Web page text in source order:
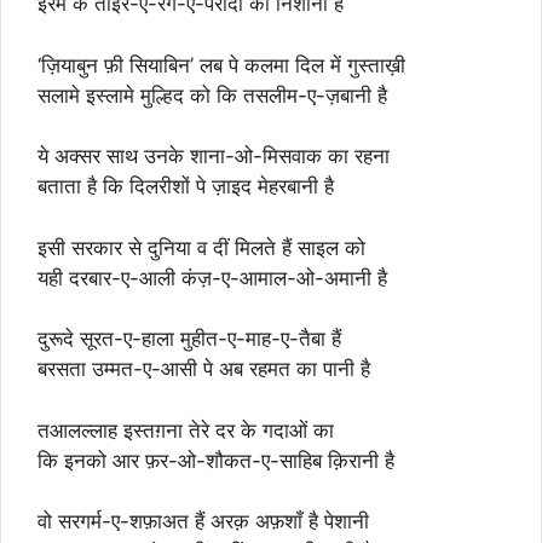
‘ज़ियाबुन फ़ी सियाबिन’ लब पे कलमा दिल में गुस्ताख़ी
सलामे इस्लामे मुल्हिद को कि तसलीम-ए-ज़बानी है
ये अक्सर साथ उनके शाना-ओ-मिसवाक का रहना
बताता है कि दिलरीशों पे ज़ाइद मेहरबानी है
इसी सरकार से दुनिया व दीं मिलते हैं साइल को
यही दरबार-ए-आली कंज़-ए-आमाल-ओ-अमानी है
दुरूदे सूरत-ए-हाला मुहीत-ए-माह-ए-तैबा हैं
बरसता उम्मत-ए-आसी पे अब रहमत का पानी है
तआलल्लाह इस्तग़ना तेरे दर के गदाओं का
कि इनको आर फ़र-ओ-शौकत-ए-साहिब क़िरानी है
वो सरगर्म-ए-शफ़ाअत हैं अरक़ अफ़शाँ है पेशानी